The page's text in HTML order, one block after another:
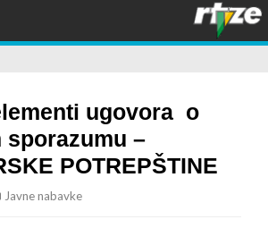
ugovora o
sporazumu –
POTREPŠTINE
Javne nabavke